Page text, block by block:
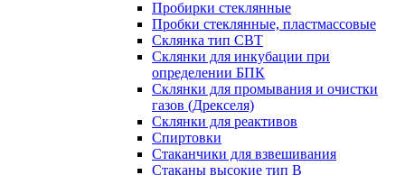
Пробирки стеклянные
Пробки стеклянные, пластмассовые
Склянка тип СВТ
Склянки для инкубации при
определении БПК
Склянки для промывания и очистки
газов (Дрекселя)
Склянки для реактивов
Спиртовки
Стаканчики для взвешивания
Стаканы высокие тип В